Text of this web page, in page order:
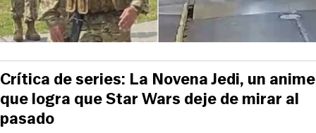
Crítica de series: La Novena Jedi, un anime
que logra que Star Wars deje de mirar al
pasado